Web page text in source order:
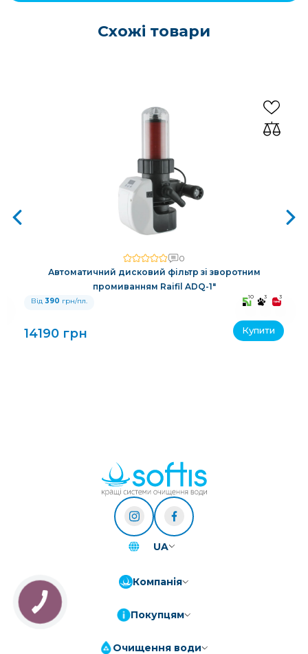
Схожі товари
0
Автоматичний дисковий фільтр зі зворотним
промиванням Raifil ADQ-1"
Від 390 грн/пл. 10 3 3
14190 грн Купити
UA
Компанія
Покупцям
Очищення води